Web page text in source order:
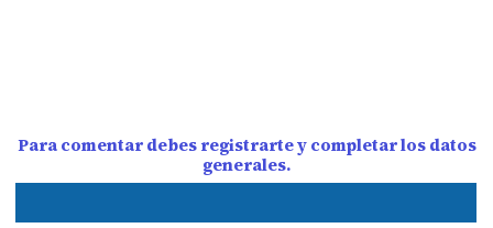
Para comentar debes registrarte y completar los datos
generales.